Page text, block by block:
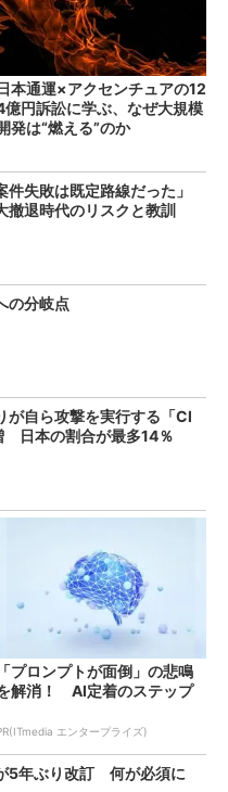
本通運×アクセンチュアの12
億円訴訟に学ぶ、なぜ大規模
発は“燃える”のか
件失敗は既定路線だった」
退時代のリスクと教訓
の分岐点
が自ら攻撃を実行する「Cl
日本の割合が最多14％
「プロンプトが面倒」の悲鳴
解消！ AI定着のステップ
エンタープライズ)
5年ぶり改訂 何が必須に